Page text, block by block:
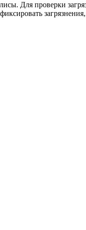
Для проверки